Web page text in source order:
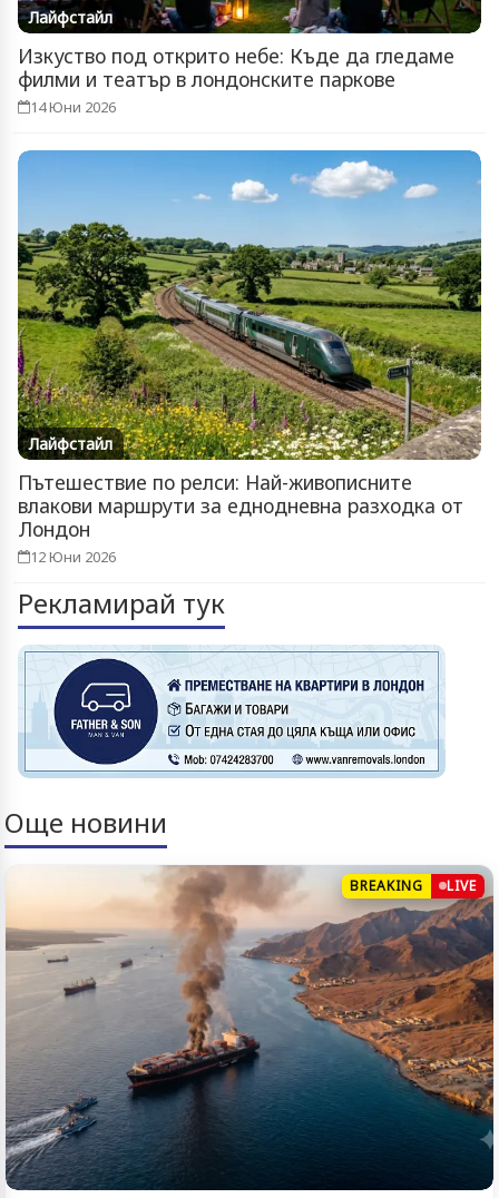
Лайфстайл
Изкуство под открито небе: Къде да гледаме
филми и театър в лондонските паркове
14 Юни 2026
Лайфстайл
Пътешествие по релси: Най-живописните
влакови маршрути за еднодневна разходка от
Лондон
12 Юни 2026
Рекламирай тук
Още новини
BREAKING LIVE